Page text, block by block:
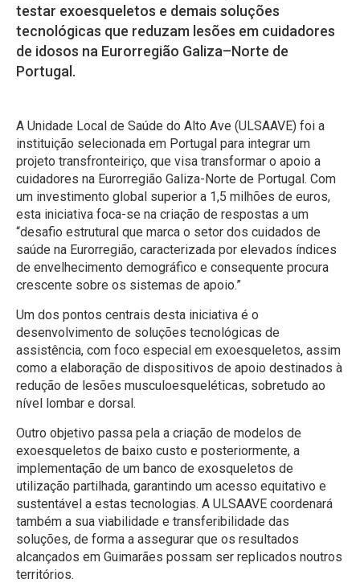
testar exoesqueletos e demais soluções
tecnológicas que reduzam lesões em cuidadores
de idosos na Eurorregião Galiza–Norte de
Portugal.
A Unidade Local de Saúde do Alto Ave (ULSAAVE) foi a
instituição selecionada em Portugal para integrar um
projeto transfronteiriço, que visa transformar o apoio a
cuidadores na Eurorregião Galiza-Norte de Portugal. Com
um investimento global superior a 1,5 milhões de euros,
esta iniciativa foca-se na criação de respostas a um
“desafio estrutural que marca o setor dos cuidados de
saúde na Eurorregião, caracterizada por elevados índices
de envelhecimento demográfico e consequente procura
crescente sobre os sistemas de apoio.”
Um dos pontos centrais desta iniciativa é o
desenvolvimento de soluções tecnológicas de
assistência, com foco especial em exoesqueletos, assim
como a elaboração de dispositivos de apoio destinados à
redução de lesões musculoesqueléticas, sobretudo ao
nível lombar e dorsal.
Outro objetivo passa pela a criação de modelos de
exoesqueletos de baixo custo e posteriormente, a
implementação de um banco de exosqueletos de
utilização partilhada, garantindo um acesso equitativo e
sustentável a estas tecnologias. A ULSAAVE coordenará
também a sua viabilidade e transferibilidade das
soluções, de forma a assegurar que os resultados
alcançados em Guimarães possam ser replicados noutros
territórios.